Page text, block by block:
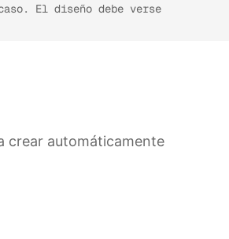
El diseño debe verse
crear automáticamente